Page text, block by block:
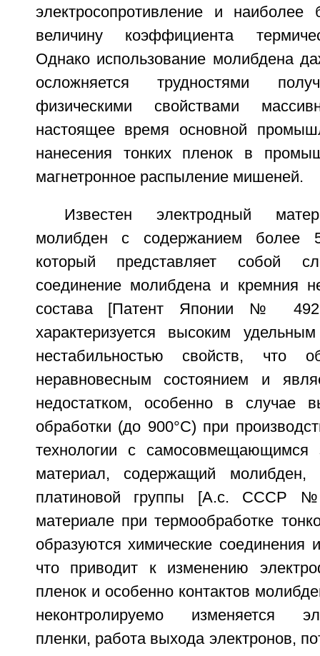
электросопротивление и
величину коэффициента
Однако использование молибдена
осложняется трудностями
физическими свойствами
настоящее время основной
нанесения тонких пленок в
магнетронное распыление мишеней.
Известен электродный
молибден с содержанием более
который представляет собой
соединение молибдена и кремния
состава [Патент Японии №
характеризуется высоким
нестабильностью свойств, что
неравновесным состоянием и
недостатком, особенно в случае
обработки (до 900°С) при
технологии с самосовмещающимся
материал, содержащий
платиновой группы [А.с. СССР
материале при термообработке
образуются химические соединения
что приводит к изменению
пленок и особенно контактов
неконтролируемо изменяется
пленки, работа выхода электронов,